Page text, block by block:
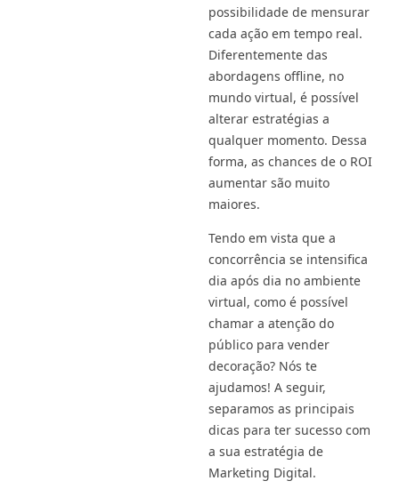
possibilidade de mensurar
cada ação em tempo real.
Diferentemente das
abordagens offline, no
mundo virtual, é possível
alterar estratégias a
qualquer momento. Dessa
forma, as chances de o ROI
aumentar são muito
maiores.
Tendo em vista que a
concorrência se intensifica
dia após dia no ambiente
virtual, como é possível
chamar a atenção do
público para vender
decoração? Nós te
ajudamos! A seguir,
separamos as principais
dicas para ter sucesso com
a sua estratégia de
Marketing Digital.